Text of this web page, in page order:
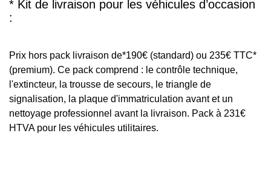
* Kit de livraison pour les véhicules d’occasion
:
Prix hors pack livraison de*190€ (standard) ou 235€ TTC*
(premium). Ce pack comprend : le contrôle technique,
l'extincteur, la trousse de secours, le triangle de
signalisation, la plaque d'immatriculation avant et un
nettoyage professionnel avant la livraison. Pack à 231€
HTVA pour les véhicules utilitaires.